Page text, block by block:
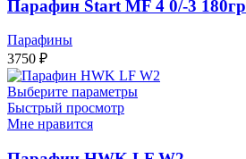
Парафин Start MF 4 0/-3 180гр
Парафины
3750 ₽
Выберите параметры
Быстрый просмотр
Мне нравится